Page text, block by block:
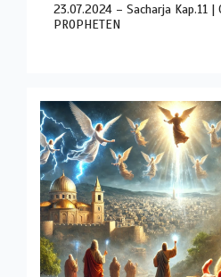
23.07.2024 – Sacharja Kap.11 |
PROPHETEN